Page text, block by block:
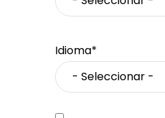
Idioma*